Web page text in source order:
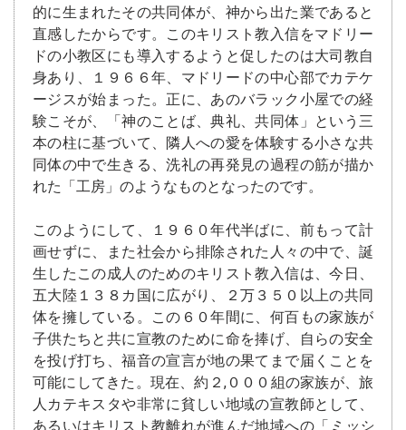
的に生まれたその共同体が、神から出た業であると
直感したからです。このキリスト教入信をマドリー
ドの小教区にも導入するようと促したのは大司教自
身あり、１９６６年、マドリードの中心部でカテケ
ージスが始まった。正に、あのバラック小屋での経
験こそが、「神のことば、典礼、共同体」という三
本の柱に基づいて、隣人への愛を体験する小さな共
同体の中で生きる、洗礼の再発見の過程の筋が描か
れた「工房」のようなものとなったのです。
このようにして、１９６０年代半ばに、前もって計
画せずに、また社会から排除された人々の中で、誕
生したこの成人のためのキリスト教入信は、今日、
五大陸１３８カ国に広がり、２万３５０以上の共同
体を擁している。この６０年間に、何百もの家族が
子供たちと共に宣教のために命を捧げ、自らの安全
を投げ打ち、福音の宣言が地の果てまで届くことを
可能にしてきた。現在、約２,０００組の家族が、旅
人カテキスタや非常に貧しい地域の宣教師として、
あるいはキリスト教離れが進んだ地域への「 ミッシ